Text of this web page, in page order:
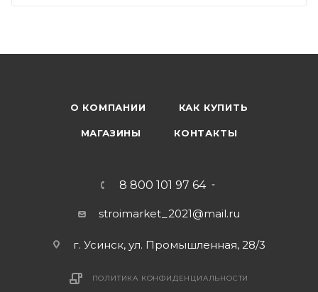
О КОМПАНИИ КАК КУПИТЬ
МАГАЗИНЫ КОНТАКТЫ
8 800 101 97 64
stroimarket_2021@mail.ru
г. Усинск, ул. Промышленная, 28/3
ПОЛИТИКА КОНФИДЕНЦИАЛЬНОСТИ